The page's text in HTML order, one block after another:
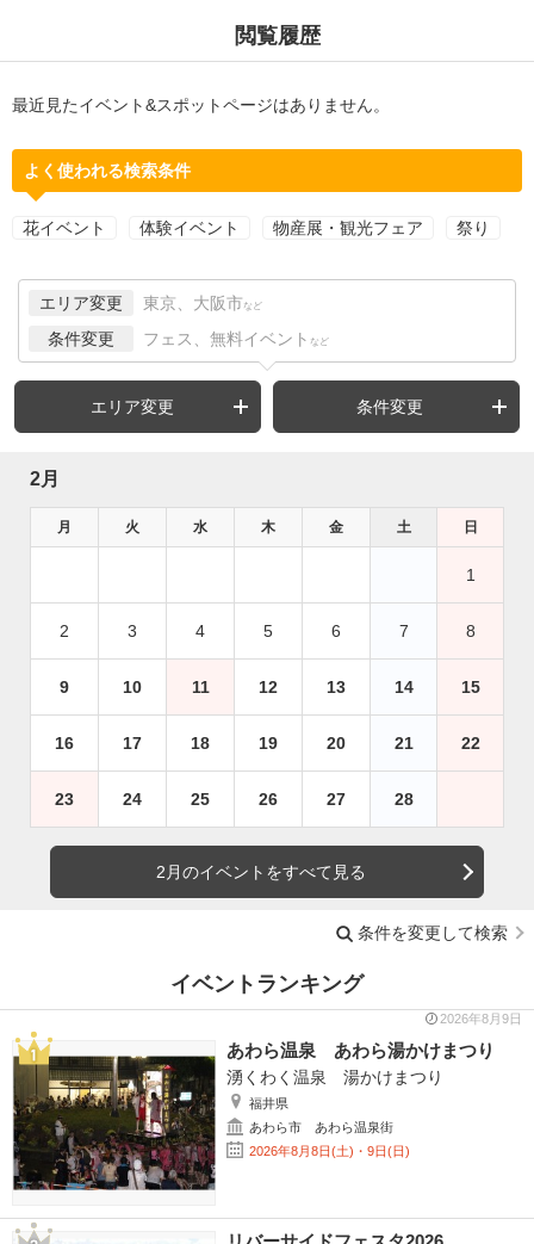
閲覧履歴
最近見たイベント&スポットページはありません。
よく使われる検索条件
花イベント 体験イベント 物産展・観光フェア 祭り
エリア変更 東京、大阪市 など
条件変更 フェス、無料イベント など
エリア変更 条件変更
2月
月 火 水 木 金 土 日
1
2 3 4 5 6 7 8
9 10 11 12 13 14 15
16 17 18 19 20 21 22
23 24 25 26 27 28
2月のイベントをすべて見る
条件を変更して検索
イベントランキング
2026年8月9日
あわら温泉 あわら湯かけまつり
湧くわく温泉 湯かけまつり
福井県
あわら市 あわら温泉街
2026年8月8日(土)・9日(日)